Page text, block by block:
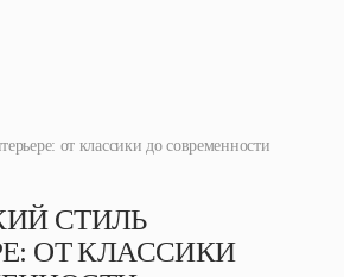
от классики до современности
СТИЛЬ
ОТ КЛАССИКИ